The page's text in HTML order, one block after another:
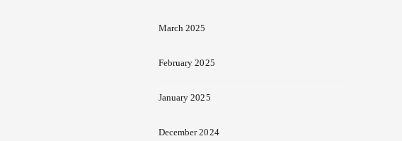
March 2025
February 2025
January 2025
December 2024